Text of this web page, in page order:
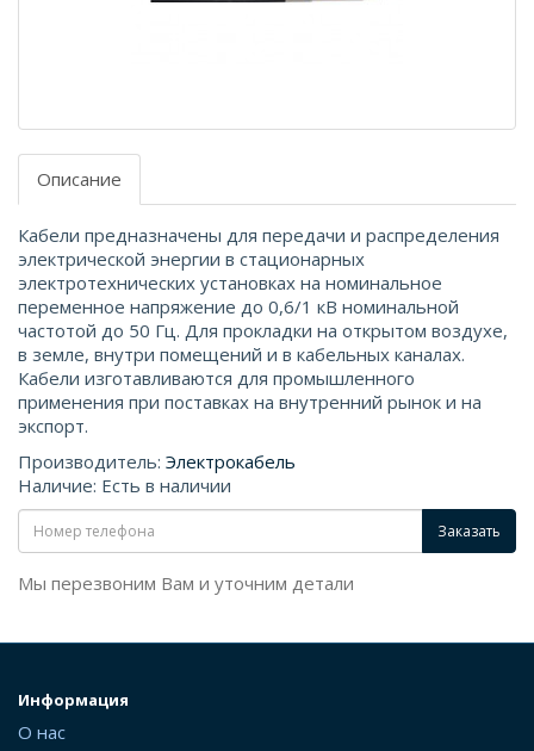
Описание
Кабели предназначены для передачи и распределения
электрической энергии в стационарных
электротехнических установках на номинальное
переменное напряжение до 0,6/1 кВ номинальной
частотой до 50 Гц. Для прокладки на открытом воздухе,
в земле, внутри помещений и в кабельных каналах.
Кабели изготавливаются для промышленного
применения при поставках на внутренний рынок и на
экспорт.
Производитель: Электрокабель
Наличие: Есть в наличии
Заказать
Мы перезвоним Вам и уточним детали
Информация
О нас